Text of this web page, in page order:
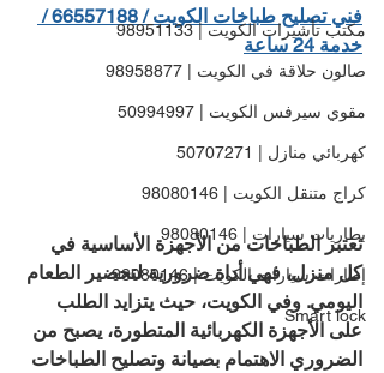
مكتب تأشيرات الكويت | 98951133
صالون حلاقة في الكويت | 98958877
مقوي سيرفس الكويت | 50994997
كهربائي منازل | 50707271
كراج متنقل الكويت | 98080146
بطاريات سيارات | 98080146
إطارات سيارات الكويت | 98080146
Smart lock
فني تصليح طباخات الكويت / 66557188 /
خدمة 24 ساعة
تعتبر الطباخات من الأجهزة الأساسية في
كل منزل، فهي أداة ضرورية لتحضير الطعام
اليومي. وفي الكويت، حيث يتزايد الطلب
على الأجهزة الكهربائية المتطورة، يصبح من
الضروري الاهتمام بصيانة وتصليح الطباخات